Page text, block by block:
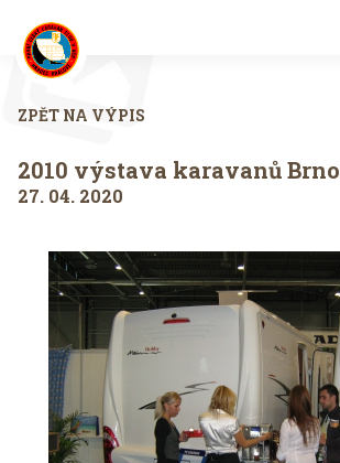
ZPĚT NA VÝPIS
2010 výstava karavanů Brno
27. 04. 2020